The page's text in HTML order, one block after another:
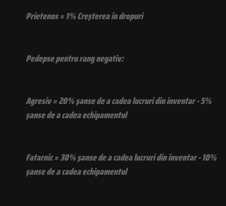
Prietenos = 1% Creşterea în dropuri
Pedepse pentru rang negativ:
Agresiv = 20% şanse de a cadea lucruri din inventar - 5%
şanse de a cadea echipamentul
Fatarnic = 30% şanse de a cadea lucruri din inventar - 10%
şanse de a cadea echipamentul